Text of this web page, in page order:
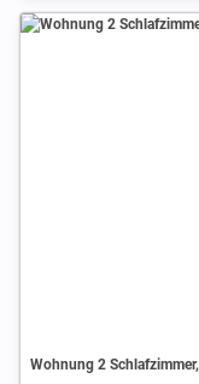
Wohnung 2